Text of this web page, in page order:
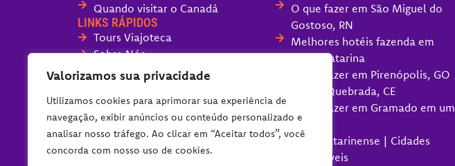
Valorizamos sua privacidade
Utilizamos cookies para aprimorar sua experiência de
navegação, exibir anúncios ou conteúdo personalizado e
analisar nosso tráfego. Ao clicar em “Aceitar todos”, você
concorda com nosso uso de cookies.
Quando visitar o Canadá
LINKS RÁPIDOS
Tours Viajoteca
Sobre Nós
Fale com o Viajoteca
Políticas do Blog
O que fazer em São Miguel do
Gostoso, RN
Melhores hotéis fazenda em
Santa Catarina
O que fazer em Pirenópolis, GO
Canoa Quebrada, CE
O que fazer em Gramado em um
dia
Serra Catarinense | Cidades
Imperdíveis